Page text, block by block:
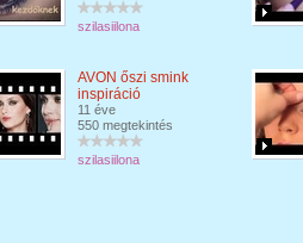
szilasiilona
AVON őszi smink
inspiráció
11 éve
550 megtekintés
szilasiilona